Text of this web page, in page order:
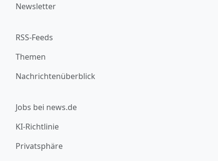
Newsletter
RSS-Feeds
Themen
Nachrichtenüberblick
Jobs bei news.de
KI-Richtlinie
Privatsphäre